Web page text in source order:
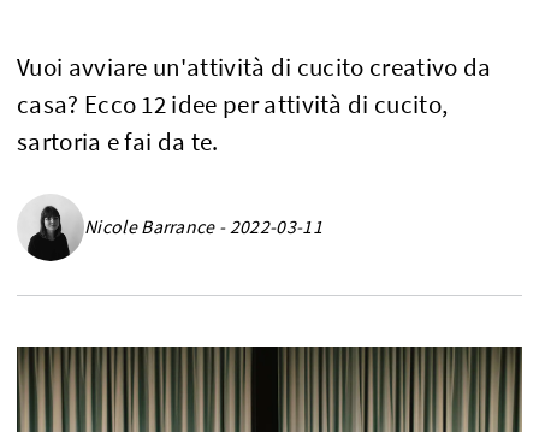
Vuoi avviare un'attività di cucito creativo da
casa? Ecco 12 idee per attività di cucito,
sartoria e fai da te.
Nicole Barrance - 2022-03-11